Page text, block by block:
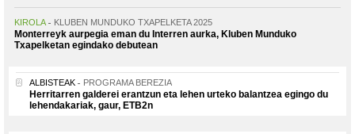
KIROLA KLUBEN MUNDUKO TXAPELKETA 2025
Monterreyk aurpegia eman du Interren aurka, Kluben Munduko
Txapelketan egindako debutean
ALBISTEAK PROGRAMA BEREZIA
Herritarren galderei erantzun eta lehen urteko balantzea egingo du
lehendakariak, gaur, ETB2n